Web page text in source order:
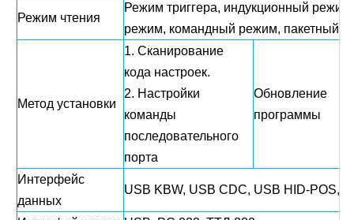
Режим чтения
Режим триггера, индукционный
режим, командный режим, пакетный
Метод установки
1. Сканирование
кода настроек.
2. Настройки
команды
последовательного
порта
Обновление
программы
Интерфейс
данных
USB KBW, USB CDC, USB HID-POS,